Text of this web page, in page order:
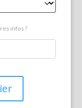
infos ?